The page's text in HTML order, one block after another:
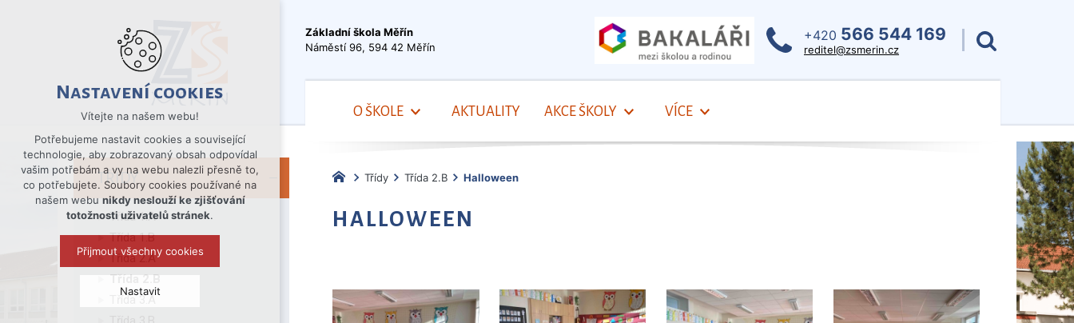
Základní škola Měřín
Náměstí 96, 594 42 Měřín
+420 566 544 169
reditel@zsmerin.cz
O ŠKOLE AKTUALITY AKCE ŠKOLY VÍCE
TŘÍDY
Třída 1.A
Třída 1.B
Třída 2.A
Třída 2.B
Třída 3.A
Třídy Třída 2.B Halloween
HALLOWEEN
Nastavení cookies
Vítejte na našem webu!
Potřebujeme nastavit cookies a související
technologie, aby zobrazovaný obsah odpovídal
vašim potřebám a vy na webu nalezli přesně to,
co potřebujete. Soubory cookies používané na
našem webu nikdy neslouží ke zjišťování
totožnosti uživatelů stránek.
Přijmout všechny cookies
Nastavit